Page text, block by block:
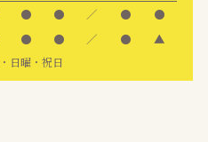
● ● ／ ● ●
● ● ／ ● ▲
日曜・祝日